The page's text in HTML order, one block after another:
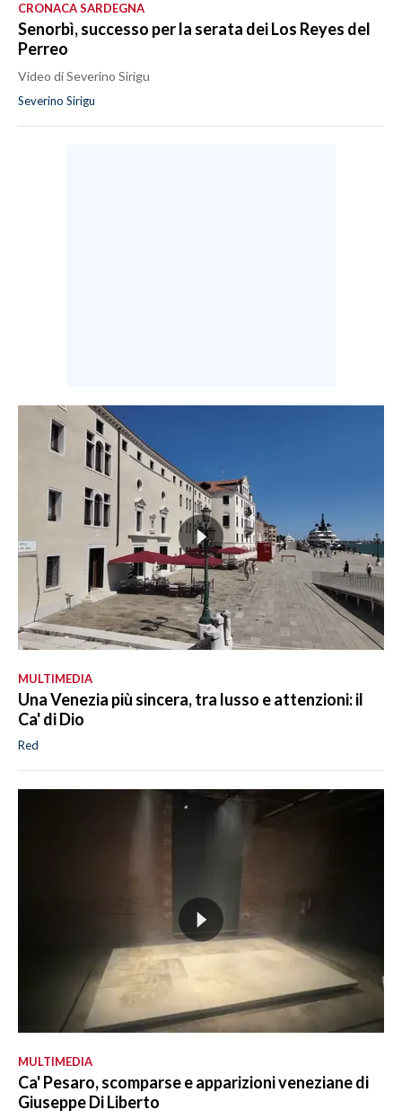
CRONACA SARDEGNA
Senorbì, successo per la serata dei Los Reyes del
Perreo
Video di Severino Sirigu
Severino Sirigu
MULTIMEDIA
Una Venezia più sincera, tra lusso e attenzioni: il
Ca' di Dio
Red
MULTIMEDIA
Ca' Pesaro, scomparse e apparizioni veneziane di
Giuseppe Di Liberto